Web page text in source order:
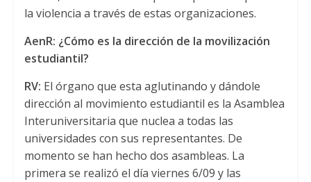
la violencia a través de estas organizaciones.
AenR: ¿Cómo es la dirección de la movilización
estudiantil?
RV: El órgano que esta aglutinando y dándole
dirección al movimiento estudiantil es la Asamblea
Interuniversitaria que nuclea a todas las
universidades con sus representantes. De
momento se han hecho dos asambleas. La
primera se realizó el día viernes 6/09 y las